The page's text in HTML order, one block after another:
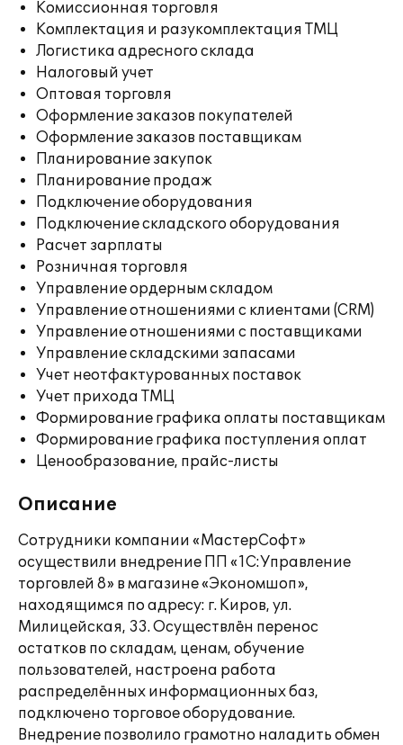
Комиссионная торговля
Комплектация и разукомплектация ТМЦ
Логистика адресного склада
Налоговый учет
Оптовая торговля
Оформление заказов покупателей
Оформление заказов поставщикам
Планирование закупок
Планирование продаж
Подключение оборудования
Подключение складского оборудования
Расчет зарплаты
Розничная торговля
Управление ордерным складом
Управление отношениями с клиентами (CRM)
Управление отношениями с поставщиками
Управление складскими запасами
Учет неотфактурованных поставок
Учет прихода ТМЦ
Формирование графика оплаты поставщикам
Формирование графика поступления оплат
Ценообразование, прайс-листы
Описание
Сотрудники компании «МастерСофт»
осуществили внедрение ПП «1С:Управление
торговлей 8» в магазине «Экономшоп»,
находящимся по адресу: г. Киров, ул.
Милицейская, 33. Осуществлён перенос
остатков по складам, ценам, обучение
пользователей, настроена работа
распределённых информационных баз,
подключено торговое оборудование.
Внедрение позволило грамотно наладить обмен